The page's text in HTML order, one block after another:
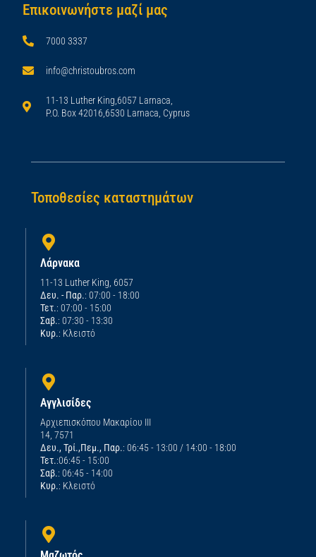
Επικοινωνήστε μαζί μας
7000 3337
info@christoubros.com
11-13 Luther King,6057 Larnaca,
P.O. Box 42016,6530 Larnaca, Cyprus
Τοποθεσίες καταστημάτων
Λάρνακα
11-13 Luther King, 6057
Δευ. - Παρ.: 07:00 - 18:00
Τετ.: 07:00 - 15:00
Σαβ.: 07:30 - 13:30
Κυρ.: Κλειστό
Αγγλισίδες
Αρχιεπισκόπου Μακαρίου ΙΙΙ
14, 7571
Δευ., Τρί.,Πεμ., Παρ.: 06:45 - 13:00 / 14:00 - 18:00
Τετ.:06:45 - 15:00
Σαβ.: 06:45 - 14:00
Κυρ.: Κλειστό